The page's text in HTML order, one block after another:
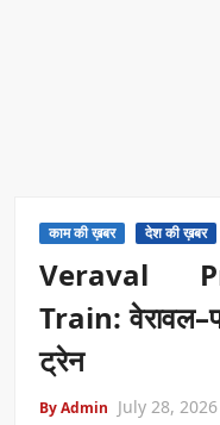
काम की ख़बर देश की ख़बर
Veraval
Train:
ट्रेन
By Admin July 28, 2026